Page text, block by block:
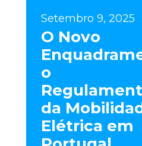
Setembro 9, 2025
O Novo
o
da
Elétrica em